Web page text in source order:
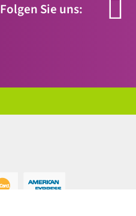
Folgen Sie uns: